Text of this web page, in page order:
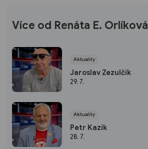
Více od Renáta E. Orlíková
Aktuality
Jaroslav Zezulčík
29. 7.
Aktuality
Petr Kazík
28. 7.